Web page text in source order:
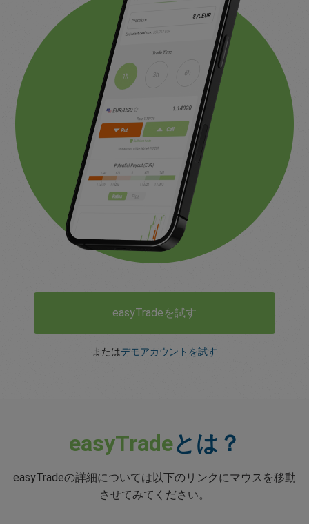
easyTradeを試す
またはデモアカウントを試す
easyTradeとは？
easyTradeの詳細については以下のリンクにマウスを移動
させてみてください。